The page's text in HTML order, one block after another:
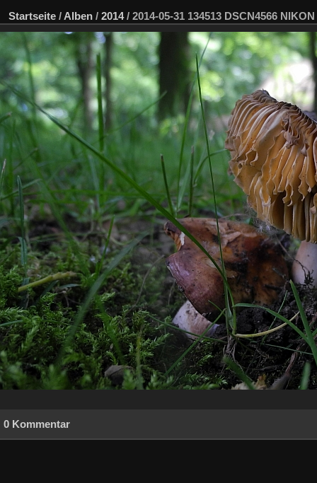
Startseite / Alben / 2014/ 2014-05-31 134513 DSCN4566
0 Kommentar